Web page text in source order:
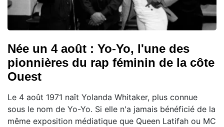
Née un 4 août : Yo-Yo, l'une des
pionnières du rap féminin de la côte
Ouest
Le 4 août 1971 naît Yolanda Whitaker, plus connue
sous le nom de Yo-Yo. Si elle n'a jamais bénéficié de la
même exposition médiatique que Queen Latifah ou MC